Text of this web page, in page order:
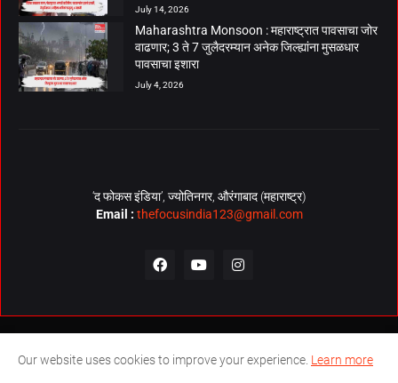
July 14, 2026
Maharashtra Monsoon : महाराष्ट्रात पावसाचा जोर
वाढणार; 3 ते 7 जुलैदरम्यान अनेक जिल्ह्यांना मुसळधार
पावसाचा इशारा
July 4, 2026
‘द फोकस इंडिया’, ज्योतिनगर, औरंगाबाद (महाराष्ट्र)
Email : thefocusindia123@gmail.com
About Us Contact Us The Focus India Policy
Our website uses cookies to improve your experience. Learn more